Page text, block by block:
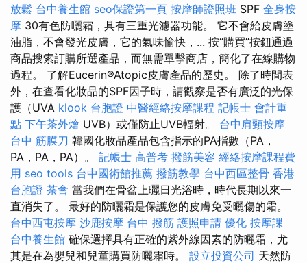
放鬆 台中養生館 seo保證第一頁 按摩師證照班 SPF 全身按
摩 30有色防曬霜，具有三重光濾器功能。 它不會給皮膚塗
油脂，不會發光皮膚，它的氣味愉快，... 按“購買”按鈕通過
商品搜索訂購所選產品，而無需單擊商店，簡化了在線購物
過程。 了解Eucerin®Atopic皮膚產品的歷史。 除了時間表
外，在查看化妝品的SPF因子時，請觀察是否有廣泛的光保
護（UVA klook 台胞證 中醫經絡按摩課程 記帳士 會計重
點 下午茶外燴 UVB）或僅防止UVB輻射。 台中肩頸按摩
台中 筋膜刀 韓國化妝品產品包含指示的PA指數（PA，
PA，PA，PA）。 記帳士 高普考 撥筋美容 經絡按摩課程費
用 seo tools 台中國術館推薦 撥筋教學 台中西區整骨 香港
台胞證 茶會 當我們在骨盆上曬日光浴時，時代長期以來一
直消失了。 最好的防曬霜是保護您的皮膚免受曬傷的霜。
台中西屯按摩 沙鹿按摩 台中 撥筋 護照申請 優化 按摩課
台中養生館 確保選擇具有正確的紫外線因素的防曬霜，尤
其是在為嬰兒和兒童購買防曬霜時。 設立投資公司 天然防